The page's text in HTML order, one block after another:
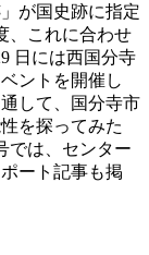
が国史跡に指定
、これに合わせ
日には西国分寺
ントを開催し
して、国分寺市
を探ってみた
では、センター
ート記事も掲